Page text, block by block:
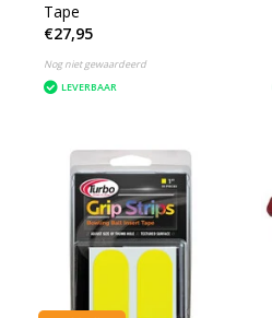
Tape
€27,95
Nog niet gewaardeerd
LEVERBAAR